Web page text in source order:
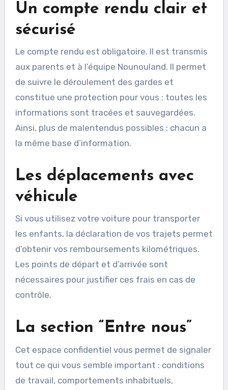
Un compte rendu clair et
sécurisé
Le compte rendu est obligatoire. Il est transmis
aux parents et à l’équipe Nounouland. Il permet
de suivre le déroulement des gardes et
constitue une protection pour vous : toutes les
informations sont tracées et sauvegardées.
Ainsi, plus de malentendus possibles : chacun a
la même base d’information.
Les déplacements avec
véhicule
Si vous utilisez votre voiture pour transporter
les enfants, la déclaration de vos trajets permet
d’obtenir vos remboursements kilométriques.
Les points de départ et d’arrivée sont
nécessaires pour justifier ces frais en cas de
contrôle.
La section “Entre nous”
Cet espace confidentiel vous permet de signaler
tout ce qui vous semble important : conditions
de travail, comportements inhabituels,